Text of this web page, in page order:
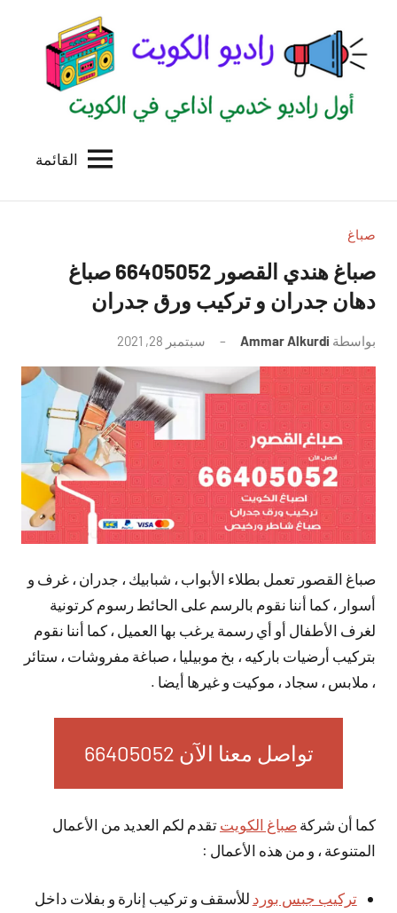
المحتوى
الكويت
للاعلانات
بالكويت
القائمة
صباغ
صباغ هندي القصور 66405052 صباغ
دهان جدران و تركيب ورق جدران
بواسطة Ammar Alkurdi سبتمبر 28, 2021
توجد
تعليقات
صباغ القصور تعمل بطلاء الأبواب ، شبابيك ، جدران ، غرف و
أسوار ، كما أننا نقوم بالرسم على الحائط رسوم كرتونية
لغرف الأطفال أو أي رسمة يرغب بها العميل ، كما أننا نقوم
بتركيب أرضيات باركيه ، بخ موبيليا ، صباغة مفروشات ، ستائر
، ملابس ، سجاد ، موكيت و غيرها أيضا .
تواصل معنا الآن 66405052
كما أن شركة صباغ الكويت تقدم لكم العديد من الأعمال
المتنوعة ، و من هذه الأعمال :
تركيب جبس بورد للأسقف و تركيب إنارة و بفلات داخل